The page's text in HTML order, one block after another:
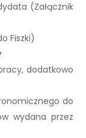
(Załącznik
Fiszki)
dodatkowo
do
wydana przez